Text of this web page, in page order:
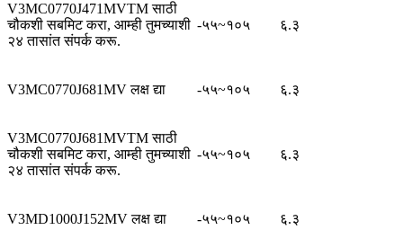
V3MC0770J471MVTM साठी
चौकशी सबमिट करा, आम्ही तुमच्याशी
२४ तासांत संपर्क करू.
-५५~१०५ ६.३
V3MC0770J681MV लक्ष द्या -५५~१०५ ६.३
V3MC0770J681MVTM साठी
चौकशी सबमिट करा, आम्ही तुमच्याशी
२४ तासांत संपर्क करू.
-५५~१०५ ६.३
V3MD1000J152MV लक्ष द्या -५५~१०५ ६.३